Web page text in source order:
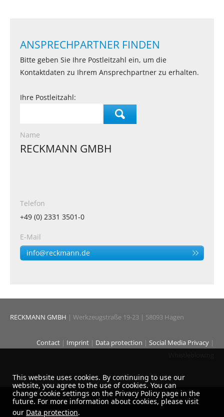
ANSPRECHPARTNER FINDEN
Bitte geben Sie Ihre Postleitzahl ein, um die
Kontaktdaten zu Ihrem Ansprechpartner zu erhalten.
Ihre Postleitzahl:
Name
RECKMANN GMBH
Telefon
+49 (0) 2331 3501-0
E-Mail
info@reckmann.de
RECKMANN GMBH | Werkzeugstraße 19-23 | 58093 Hagen
Contact | Imprint | Data protection | Social Media Privacy |
This website uses cookies. By continuing to use our
website, you agree to the use of cookies. You can
change cookie settings on the Privacy Policy page in the
future. For more information about cookies, please visit
our Data protection.